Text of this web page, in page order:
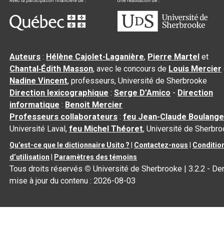
Auteurs : Hélène Cajolet-Laganière, Pierre Martel et
Chantal‑Édith Masson, avec le concours de Louis Mercier
Nadine Vincent, professeurs, Université de Sherbrooke
Direction lexicographique :Serge D’Amico - Direction
informatique : Benoit Mercier
Professeurs collaborateurs :feu Jean-Claude
Université Laval,feu Michel Théoret, Université de
Qu’est-ce que le dictionnaire Usito ? Contactez-nous
d’utilisation
Paramètres des témoins
Tous droits réservés © Université de Sherbrooke |3.2.2 -
mise à jour du contenu :2026-08-03